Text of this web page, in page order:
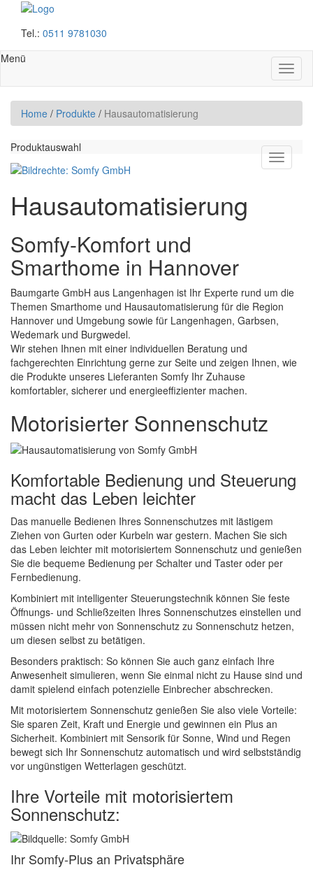
Tel.: 0511 9781030
Menü
Home / Produkte / Hausautomatisierung
Menü
Produktauswahl
Hausautomatisierung
Somfy-Komfort und
Smarthome in Hannover
Baumgarte GmbH aus Langenhagen ist Ihr Experte rund um die
Themen Smarthome und Hausautomatisierung für die Region
Hannover und Umgebung sowie für Langenhagen, Garbsen,
Wedemark und Burgwedel.
Wir stehen Ihnen mit einer individuellen Beratung und
fachgerechten Einrichtung gerne zur Seite und zeigen Ihnen, wie
die Produkte unseres Lieferanten Somfy Ihr Zuhause
komfortabler, sicherer und energieeffizienter machen.
Motorisierter Sonnenschutz
Komfortable Bedienung und Steuerung
macht das Leben leichter
Das manuelle Bedienen Ihres Sonnenschutzes mit lästigem
Ziehen von Gurten oder Kurbeln war gestern. Machen Sie sich
das Leben leichter mit motorisiertem Sonnenschutz und genießen
Sie die bequeme Bedienung per Schalter und Taster oder per
Fernbedienung.
Kombiniert mit intelligenter Steuerungstechnik können Sie feste
Öffnungs- und Schließzeiten Ihres Sonnenschutzes einstellen und
müssen nicht mehr von Sonnenschutz zu Sonnenschutz hetzen,
um diesen selbst zu betätigen.
Besonders praktisch: So können Sie auch ganz einfach Ihre
Anwesenheit simulieren, wenn Sie einmal nicht zu Hause sind und
damit spielend einfach potenzielle Einbrecher abschrecken.
Mit motorisiertem Sonnenschutz genießen Sie also viele Vorteile:
Sie sparen Zeit, Kraft und Energie und gewinnen ein Plus an
Sicherheit. Kombiniert mit Sensorik für Sonne, Wind und Regen
bewegt sich Ihr Sonnenschutz automatisch und wird selbstständig
vor ungünstigen Wetterlagen geschützt.
Ihre Vorteile mit motorisiertem
Sonnenschutz:
Ihr Somfy-Plus an Privatsphäre